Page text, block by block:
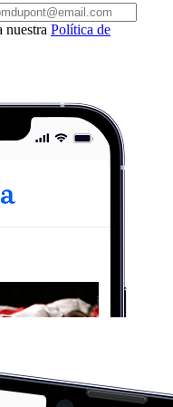
nuestra Política de